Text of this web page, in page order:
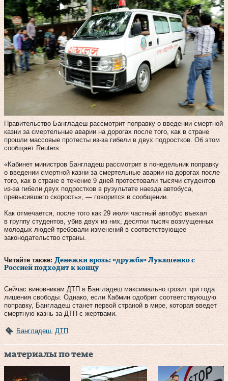
Правительство Бангладеш рассмотрит поправку о введении смертной
казни за смертельные аварии на дорогах после того, как в стране
прошли массовые протесты из-за гибели в двух подростков. Об этом
сообщает Reuters.
«Кабинет министров Бангладеш рассмотрит в понедельник поправку
о введении смертной казни за смертельные аварии на дорогах после
того, как в стране в течение 9 дней протестовали тысячи студентов
из-за гибели двух подростков в рузультате наезда автобуса,
превысившего скорость», — говорится в сообщении.
Как отмечается, после того как 29 июля частный автобус въехал
в группу студентов, убив двух из них, десятки тысяч возмущенных
молодых людей требовали изменений в соответствующее
законодательство страны.
Читайте также: Денежки врозь: «дружба» Лукашенко с
Россией подходит к концу
Сейчас виновникам ДТП в Бангладеш максимально грозит три года
лишения свободы. Однако, если Кабмин одобрит соответствующую
поправку, Бангладеш станет первой страной в мире, которая введет
смертную казнь за ДТП с жертвами.
Бангладеш ДТП
материалы по теме